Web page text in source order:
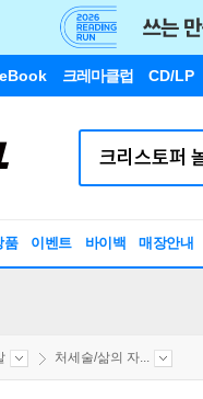
eBook 크레마클럽 CD/LP
품 이벤트 바이백 매장안내
처세술/삶의 자...